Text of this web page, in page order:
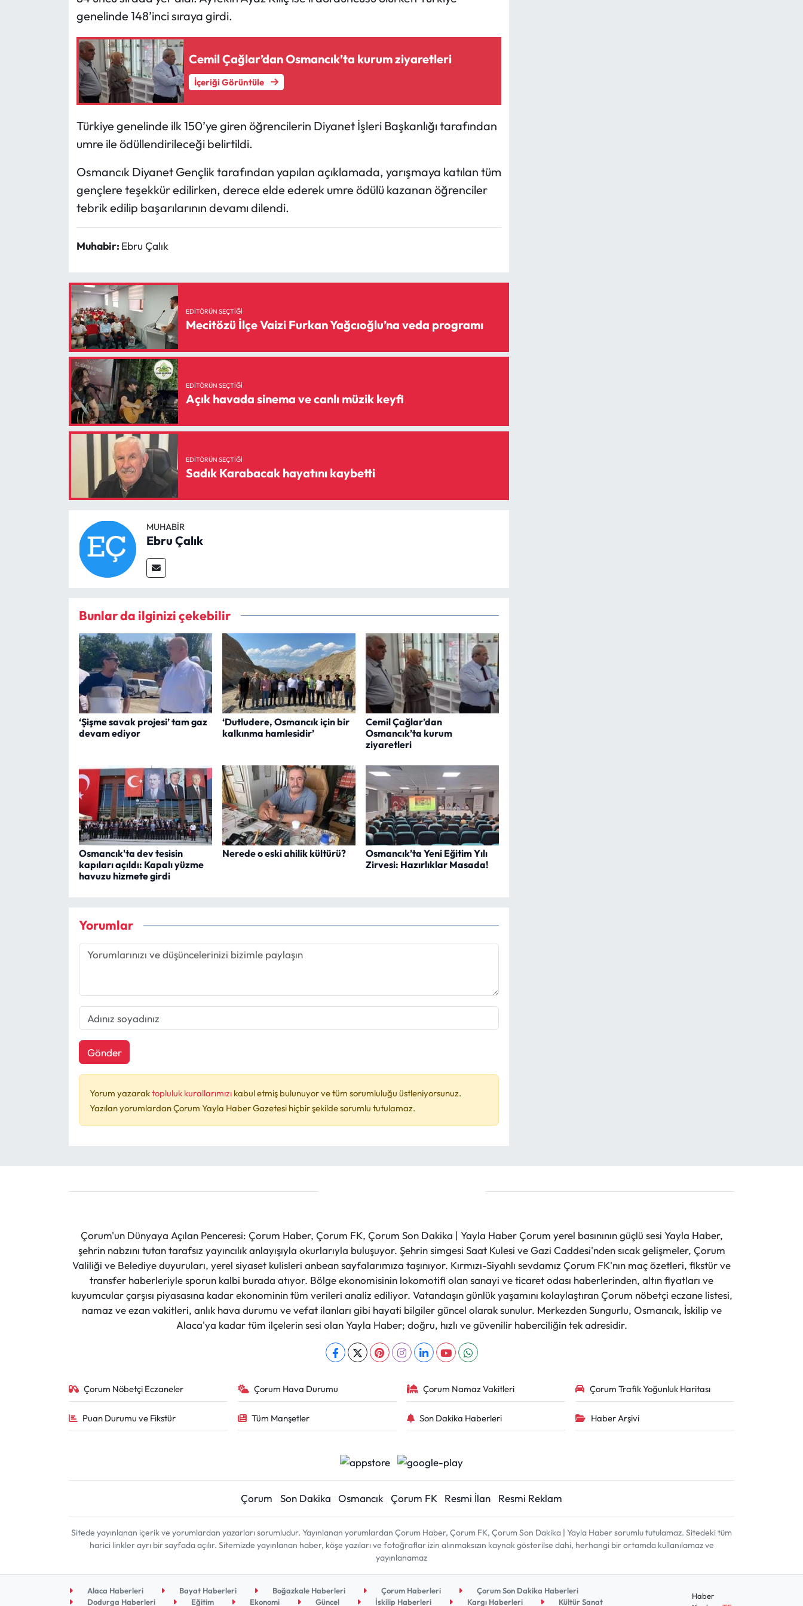
genelinde 148’inci sıraya girdi.
Cemil Çağlar’dan Osmancık’ta kurum ziyaretleri
İçeriği Görüntüle
Türkiye genelinde ilk 150’ye giren öğrencilerin Diyanet İşleri Başkanlığı tarafından
umre ile ödüllendirileceği belirtildi.
Osmancık Diyanet Gençlik tarafından yapılan açıklamada, yarışmaya katılan tüm
gençlere teşekkür edilirken, derece elde ederek umre ödülü kazanan öğrenciler
tebrik edilip başarılarının devamı dilendi.
Muhabir: Ebru Çalık
EDITÖRÜN SEÇTIĞI
Mecitözü İlçe Vaizi Furkan Yağcıoğlu’na veda programı
EDITÖRÜN SEÇTIĞI
Açık havada sinema ve canlı müzik keyfi
EDITÖRÜN SEÇTIĞI
Sadık Karabacak hayatını kaybetti
MUHABIR
Ebru Çalık
Bunlar da ilginizi çekebilir
‘Şişme savak projesi’ tam gaz
devam ediyor
‘Dutludere, Osmancık için bir
kalkınma hamlesidir’
Cemil Çağlar’dan
Osmancık’ta kurum
ziyaretleri
Osmancık'ta dev tesisin
kapıları açıldı: Kapalı yüzme
havuzu hizmete girdi
Nerede o eski ahilik kültürü?
Osmancık’ta Yeni Eğitim Yılı
Zirvesi: Hazırlıklar Masada!
Yorumlar
Gönder
Yorum yazaraktopluluk kurallarımızı kabul etmiş bulunuyor ve tüm sorumluluğu üstleniyorsunuz.
Yazılan yorumlardan Çorum Yayla Haber Gazetesi hiçbir şekilde sorumlu tutulamaz.
Çorum'un Dünyaya Açılan Penceresi: Çorum Haber, Çorum FK, Çorum Son Dakika | Yayla Haber Çorum yerel basınının güçlü sesi Yayla Haber,
şehrin nabzını tutan tarafsız yayıncılık anlayışıyla okurlarıyla buluşuyor. Şehrin simgesi Saat Kulesi ve Gazi Caddesi'nden sıcak gelişmeler, Çorum
Valiliği ve Belediye duyuruları, yerel siyaset kulisleri anbean sayfalarımıza taşınıyor. Kırmızı-Siyahlı sevdamız Çorum FK'nın maç özetleri, fikstür ve
transfer haberleriyle sporun kalbi burada atıyor. Bölge ekonomisinin lokomotifi olan sanayi ve ticaret odası haberlerinden, altın fiyatları ve
kuyumcular çarşısı piyasasına kadar ekonominin tüm verileri analiz ediliyor. Vatandaşın günlük yaşamını kolaylaştıran Çorum nöbetçi eczane listesi,
namaz ve ezan vakitleri, anlık hava durumu ve vefat ilanları gibi hayati bilgiler güncel olarak sunulur. Merkezden Sungurlu, Osmancık, İskilip ve
Alaca'ya kadar tüm ilçelerin sesi olan Yayla Haber; doğru, hızlı ve güvenilir haberciliğin tek adresidir.
Çorum Nöbetçi Eczaneler Çorum Hava Durumu Çorum Namaz Vakitleri Çorum Trafik Yoğunluk Haritası
Puan Durumu ve Fikstür Tüm Manşetler Son Dakika Haberleri Haber Arşivi
Çorum Son Dakika Osmancık Çorum FK Resmi İlan Resmi Reklam
Sitede yayınlanan içerik ve yorumlardan yazarları sorumludur. Yayınlanan yorumlardan Çorum Haber, Çorum FK, Çorum Son Dakika | Yayla Haber sorumlu tutulamaz. Sitedeki tüm
harici linkler ayrı bir sayfada açılır. Sitemizde yayınlanan haber, köşe yazıları ve fotoğraflar izin alınmaksızın kaynak gösterilse dahi, herhangi bir ortamda kullanılamaz ve
yayınlanamaz
Alaca Haberleri Bayat Haberleri Boğazkale Haberleri Çorum Haberleri
Çorum Son Dakika Haberleri
Dodurga Haberleri
Eğitim Ekonomi Güncel İskilip Haberleri Kargı Haberleri Kültür Sanat
Haber
Oğuzlar Haberleri
Ortaköy Haberleri
Osmancık Haberleri
Otomotiv
Resmi İlan
Resmi Reklam
Sungurlu Haberleri
Uğurludağ Haberleri
Yemek Tarifleri